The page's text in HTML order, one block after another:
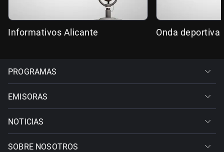
Informativos Alicante Onda deportiva
PROGRAMAS
EMISORAS
NOTICIAS
SOBRE NOSOTROS